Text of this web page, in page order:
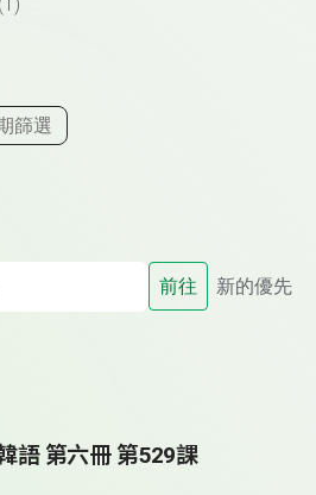
(1)
篩選
前往 新的優先
語 第六冊 第529課